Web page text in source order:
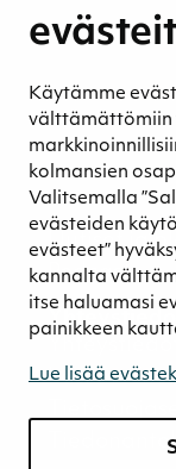
Käytämme
välttämättömiin
kolmansien
Valitsemalla
evästeiden
evästeet”
kannalta
itse haluamasi
painikkeen
Lue lisää
hyvinvointi
Media
Uutiset ja
Podcast
Yhteystiedot